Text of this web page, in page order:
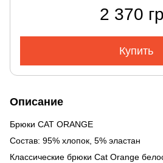
2 370
Купить
Описание
Брюки CAT ORANGE
Состав: 95% хлопок, 5% эластан
Классические брюки Cat Orange